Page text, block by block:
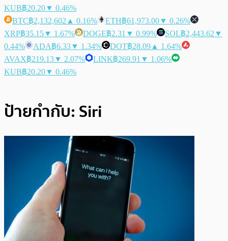
KUB฿20.20▼ 0.46%
BTC฿2,132,602 ▲ 0.16% ETH฿61,973.00▼ 0.26%
XRP฿35.15▼ 1.67% DOGE฿2.31 ▼ 0.99% SOL฿2,443.62 ▼
0.44%
ADA฿6.33▼ 1.34% DOT฿28.09 ▲ 1.64%
AVAX฿219.13▼ 2.07% LINK฿269.91 ▼ 1.06%
KUB฿20.20▼ 0.46%
ป้ายกำกับ: Siri